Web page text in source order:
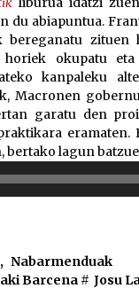
du abiapuntua.
zituen
okupatu
kanpaleku
Macronen
garatu den
bertako lagun
, Nabarmenduak
Barcena # Josu